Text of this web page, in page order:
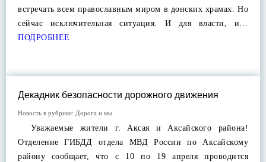
встречать всем православным миром в донских храмах. Но
сейчас исключительная ситуация. И для власти, и…
ПОДРОБНЕЕ
Декадник безопасности дорожного движения
Новость в рубрике: Дорога и мы
Уважаемые жители г. Аксая и Аксайского района!
Отделение ГИБДД отдела МВД России по Аксайскому
району сообщает, что с 10 по 19 апреля проводится